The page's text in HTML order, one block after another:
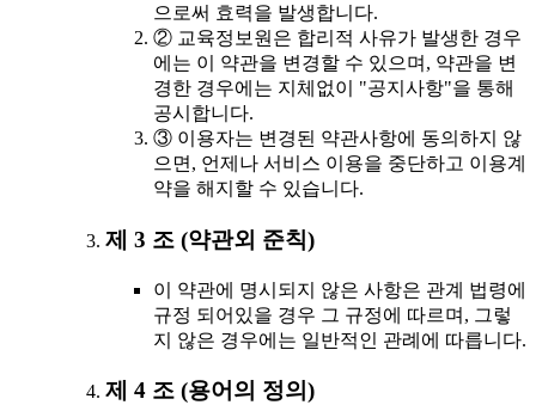
으로써 효력을 발생합니다.
② 교육정보원은 합리적 사유가 발생한 경우
에는 이 약관을 변경할 수 있으며, 약관을 변
경한 경우에는 지체없이 "공지사항"을 통해
공시합니다.
③ 이용자는 변경된 약관사항에 동의하지 않
으면, 언제나 서비스 이용을 중단하고 이용계
약을 해지할 수 있습니다.
제 3 조 (약관외 준칙)
이 약관에 명시되지 않은 사항은 관계 법령에
규정 되어있을 경우 그 규정에 따르며, 그렇
지 않은 경우에는 일반적인 관례에 따릅니다.
제 4 조 (용어의 정의)